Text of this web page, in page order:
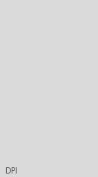
Verkäufer:
DPI